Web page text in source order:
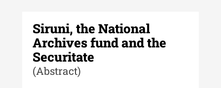
Indexul Complet
Buletinul ”Ioan Neculce” al Muzeului
de Istorie a Moldovei
Siruni, the National
Archives fund and the
Securitate
(Abstract)